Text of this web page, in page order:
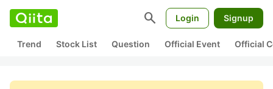
search Login Signup
Trend Stock List Question Official Event Official